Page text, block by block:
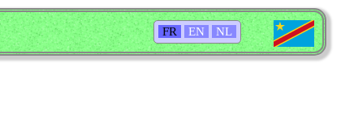
FR EN NL